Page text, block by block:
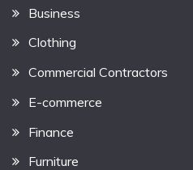
Business
Clothing
Commercial Contractors
E-commerce
Finance
Furniture